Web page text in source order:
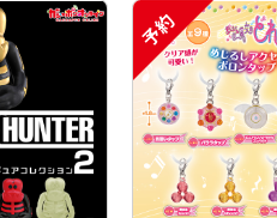
予約